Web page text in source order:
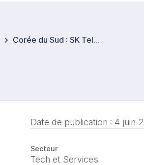
Corée du Sud : SK Telecom, Arm et Rebellions s’allient pour développer une infrastructure d’IA de nouvelle génération
Date de publication : 4 juin
Secteur
Tech et Services